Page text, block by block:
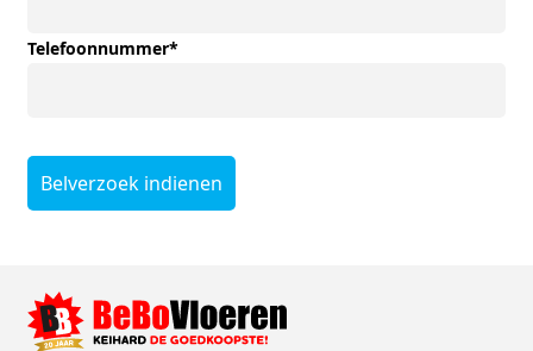
Telefoonnummer*
Belverzoek indienen